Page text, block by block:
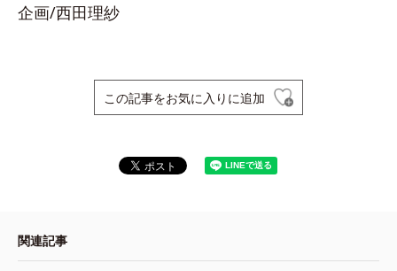
企画/西田理紗
この記事をお気に入りに追加
関連記事